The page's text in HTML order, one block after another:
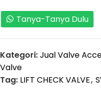
Tanya-Tanya Dulu
Kategori:Jual Valve
Valve
Tag: LIFT CHECK VALVE,